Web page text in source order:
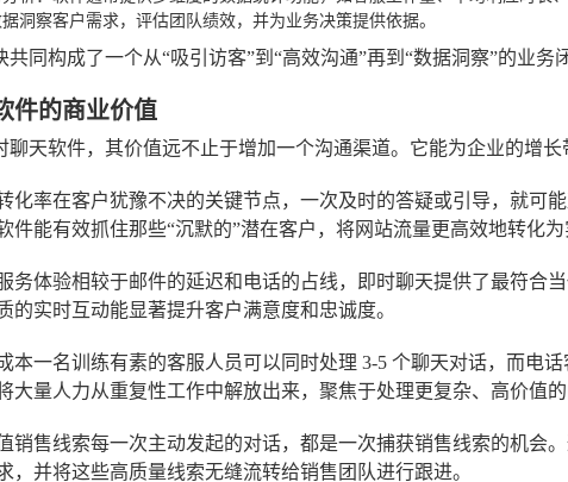
洞察客户需求，评估团队绩效，并为业务决策提供依据。
共同构成了一个从“吸引访客”到“高效沟通”再到“数据洞察”的业务
件的商业价值
聊天软件，其价值远不止于增加一个沟通渠道。它能为企业的增长
化率在客户犹豫不决的关键节点，一次及时的答疑或引导，就可
件能有效抓住那些“沉默的”潜在客户，将网站流量更高效地转化为
务体验相较于邮件的延迟和电话的占线，即时聊天提供了最符
的实时互动能显著提升客户满意度和忠诚度。
本一名训练有素的客服人员可以同时处理 3-5 个聊天对话，而电
大量人力从重复性工作中解放出来，聚焦于处理更复杂、高价值
销售线索每一次主动发起的对话，都是一次捕获销售线索的机会
，并将这些高质量线索无缝流转给销售团队进行跟进。